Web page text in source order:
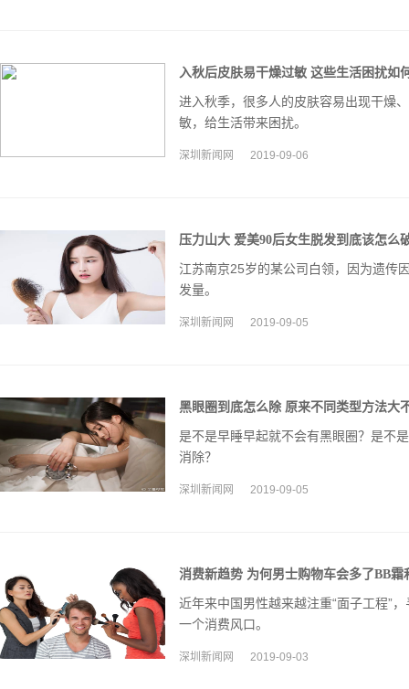
入秋后皮肤易干燥过敏 这些生活困扰如
进入秋季，很多人的皮肤容易出现干燥
敏，给生活带来困扰。
深圳新闻网 2019-09-06
压力山大 爱美90后女生脱发到底该怎么
江苏南京25岁的某公司白领，因为遗传
发量。
深圳新闻网 2019-09-05
黑眼圈到底怎么除 原来不同类型方法大
是不是早睡早起就不会有黑眼圈？是不
消除？
深圳新闻网 2019-09-05
消费新趋势 为何男士购物车会多了BB霜
近年来中国男性越来越注重“面子工程”
一个消费风口。
深圳新闻网 2019-09-03